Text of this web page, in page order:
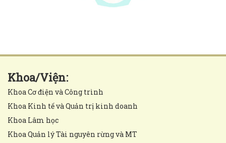
Khoa/Viện:
Khoa Cơ điện và Công trình
Khoa Kinh tế và Quản trị kinh doanh
Khoa Lâm học
Khoa Quản lý Tài nguyên rừng và MT